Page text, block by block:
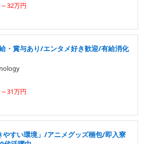
32万円
・賞与あり/エンタメ好き歓迎/有給消化
31万円
やすい環境」/アニメグッズ梱包/即入寮